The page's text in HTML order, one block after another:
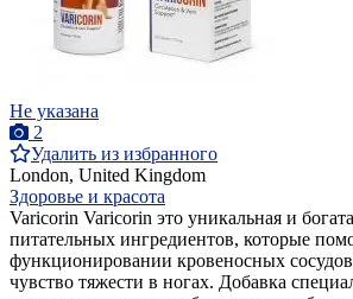
Не указана
2
Удалить из избранного
London, United Kingdom
Здоровье и красота
Varicorin Varicorin это уникальная и
питательных ингредиентов, которые
функционировании кровеносных
чувство тяжести в ногах. Добавка